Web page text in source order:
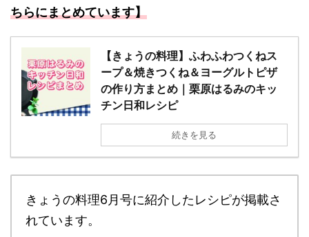
ちらにまとめています】
【きょうの料理】ふわふわつくねス
ープ＆焼きつくね＆ヨーグルトピザ
の作り方まとめ｜栗原はるみのキッ
チン日和レシピ
続きを見る
きょうの料理6月号に紹介したレシピが掲載さ
れています。